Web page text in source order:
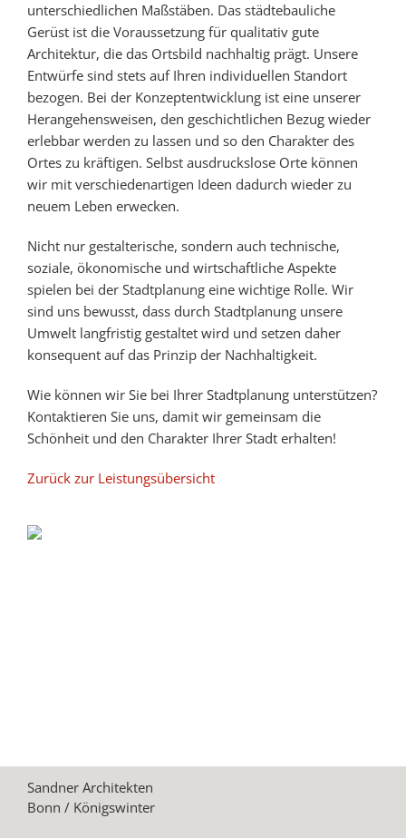
unterschiedlichen Maßstäben. Das städtebauliche
Gerüst ist die Voraussetzung für qualitativ gute
Architektur, die das Ortsbild nachhaltig prägt. Unsere
Entwürfe sind stets auf Ihren individuellen Standort
bezogen. Bei der Konzeptentwicklung ist eine unserer
Herangehensweisen, den geschichtlichen Bezug wieder
erlebbar werden zu lassen und so den Charakter des
Ortes zu kräftigen. Selbst ausdruckslose Orte können
wir mit verschiedenartigen Ideen dadurch wieder zu
neuem Leben erwecken.
Nicht nur gestalterische, sondern auch technische,
soziale, ökonomische und wirtschaftliche Aspekte
spielen bei der Stadtplanung eine wichtige Rolle. Wir
sind uns bewusst, dass durch Stadtplanung unsere
Umwelt langfristig gestaltet wird und setzen daher
konsequent auf das Prinzip der Nachhaltigkeit.
Wie können wir Sie bei Ihrer Stadtplanung unterstützen?
Kontaktieren Sie uns, damit wir gemeinsam die
Schönheit und den Charakter Ihrer Stadt erhalten!
Zurück zur Leistungsübersicht
Sandner Architekten
Bonn / Königswinter